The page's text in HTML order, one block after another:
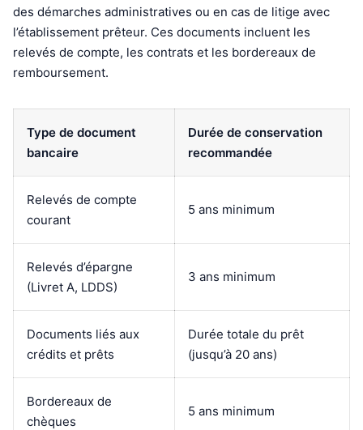
des démarches administratives ou en cas de litige avec
l’établissement prêteur. Ces documents incluent les
relevés de compte, les contrats et les bordereaux de
remboursement.
Type de document
bancaire
Durée de conservation
recommandée
Relevés de compte
courant
5 ans minimum
Relevés d’épargne
(Livret A, LDDS)
3 ans minimum
Documents liés aux
crédits et prêts
Durée totale du prêt
(jusqu’à 20 ans)
Bordereaux de
chèques
5 ans minimum